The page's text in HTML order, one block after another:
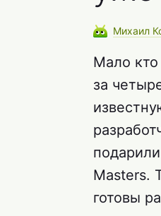
Михаил
Мало
за
Masters.
готовы